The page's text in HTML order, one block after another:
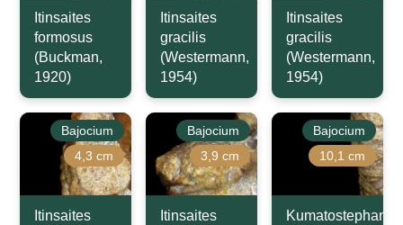
Itinsaites
formosus
(Buckman,
1920)
Itinsaites
gracilis
(Westermann,
1954)
Itinsaites
gracilis
(Westermann,
1954)
Bajocium
4,3 cm
Itinsaites
Bajocium
3,9 cm
Itinsaites
Bajocium
10,1 cm
Kumatostephanus